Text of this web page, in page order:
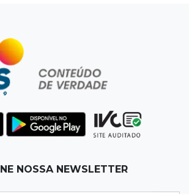
dos genes na obesidade
de quem partiu
a filha em loja
MS perde 58 mil hectares e R$ 12
NOSSA NEWSLETTER